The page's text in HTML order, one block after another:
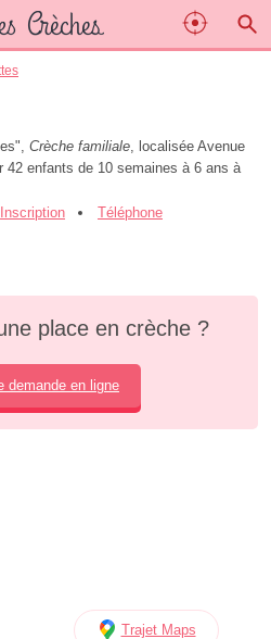
Crèche familiale, localisée Avenue
42 enfants de 10 semaines à 6 ans à
Inscription Téléphone
place en crèche ?
demande en ligne
Trajet Maps